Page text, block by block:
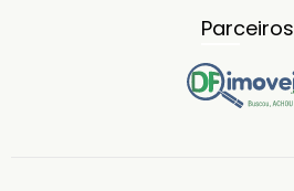
Parceiros